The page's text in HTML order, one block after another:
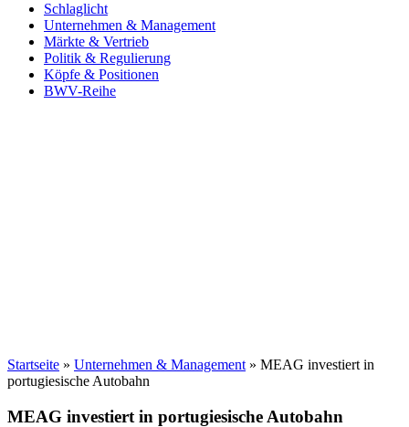
Schlaglicht
Unternehmen & Management
Märkte & Vertrieb
Politik & Regulierung
Köpfe & Positionen
BWV-Reihe
Startseite » Unternehmen & Management » MEAG investiert in
portugiesische Autobahn
MEAG investiert in portugiesische Autobahn